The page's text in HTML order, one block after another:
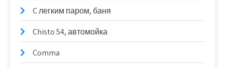
C легким паром, баня
Chisto 54, автомойка
Comma